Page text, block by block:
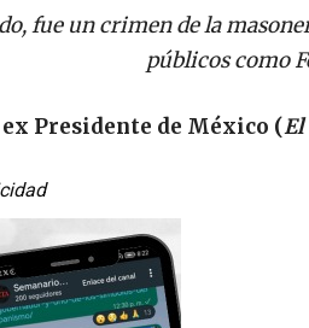
fue un crimen de la
públicos como
Presidente de México (El